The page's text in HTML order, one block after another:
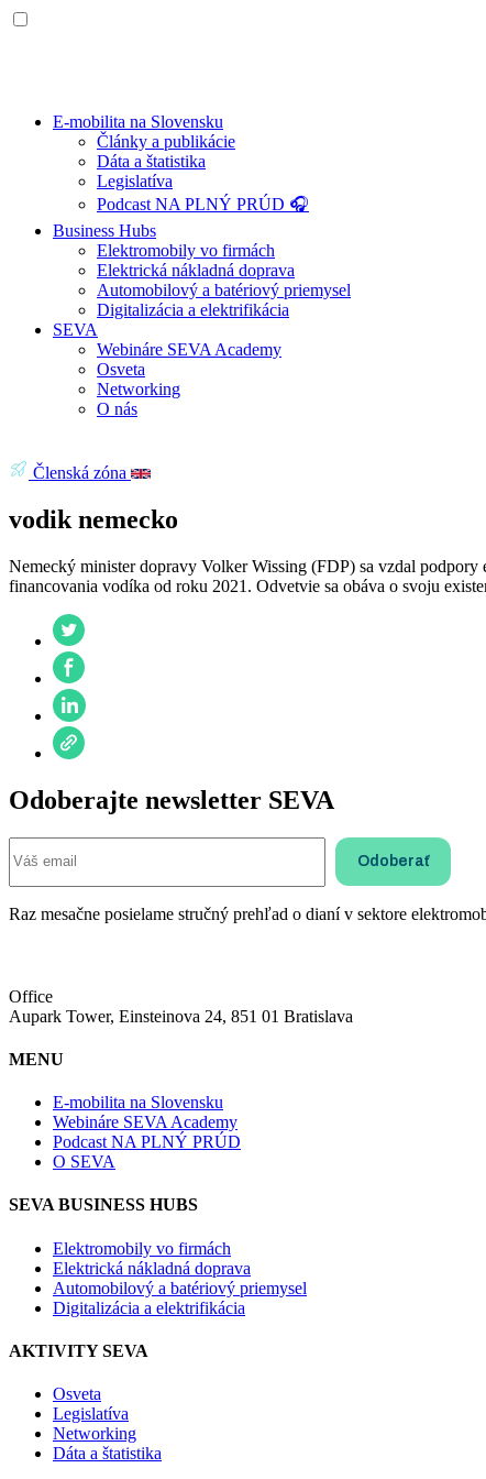
E-mobilita na Slovensku
Články a publikácie
Dáta a štatistika
Legislatíva
Podcast NA PLNÝ PRÚD 🎧
Business Hubs
Elektromobily vo firmách
Elektrická nákladná doprava
Automobilový a batériový priemysel
Digitalizácia a elektrifikácia
SEVA
Webináre SEVA Academy
Osveta
Networking
O nás
Členská zóna
vodik nemecko
Nemecký minister dopravy Volker Wissing (FDP) sa vzdal
financovania vodíka od roku 2021. Odvetvie sa obáva o svoju
Odoberajte newsletter SEVA
Raz mesačne posielame stručný prehľad o dianí v sektore
Office
Aupark Tower, Einsteinova 24, 851 01 Bratislava
MENU
E-mobilita na Slovensku
Webináre SEVA Academy
Podcast NA PLNÝ PRÚD
O SEVA
SEVA BUSINESS HUBS
Elektromobily vo firmách
Elektrická nákladná doprava
Automobilový a batériový priemysel
Digitalizácia a elektrifikácia
AKTIVITY SEVA
Osveta
Legislatíva
Networking
Dáta a štatistika